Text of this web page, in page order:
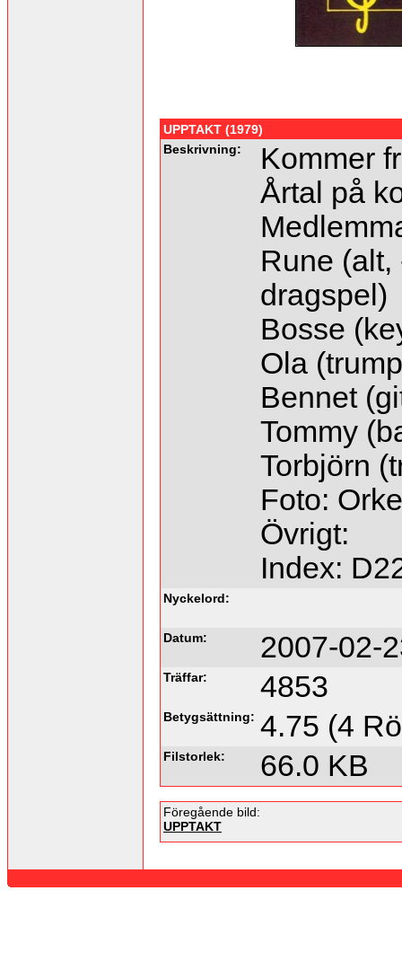
UPPTAKT (1979)
Beskrivning:
Kommer
Årtal på
Rune (alt,
dragspel)
Bosse
Ola
Bennet
Tommy
Torbjörn
Foto:
Övrigt:
Index:
Nyckelord:
Datum: 2007-02-
Träffar: 4853
Betygsättning: 4.75 (4
Filstorlek: 66.0 KB
Föregående bild:
UPPTAKT